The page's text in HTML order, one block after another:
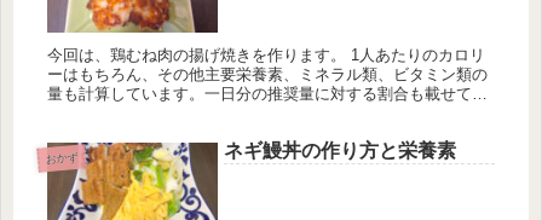
今回は、鶏むね肉の揚げ焼きを作ります。 1人あたりのカロリ
ーはもちろん、その他主要栄養素、ミネラル類、ビタミン類の
量も計算しています。一日分の推奨量に対する割合も載せてい
おかず ネギ鰻丼の作り方と栄養素